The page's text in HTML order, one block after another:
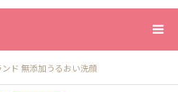
ンド 無添加うるおい洗顔